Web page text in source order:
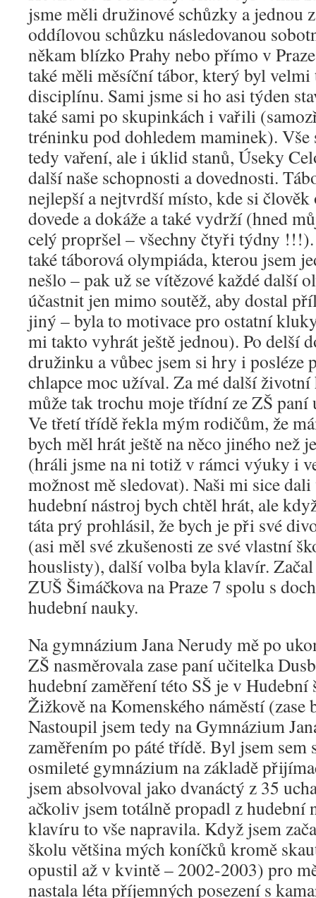
jsme měli družinové schůzky a jednou
oddílovou schůzku následovanou
někam blízko Prahy nebo přímo v
také měli měsíční tábor, který byl
disciplínu. Sami jsme si ho asi týden
také sami po skupinkách i vařili
tréninku pod dohledem maminek). Vše
tedy vaření, ale i úklid stanů, Úseky
další naše schopnosti a dovednosti.
nejlepší a nejtvrdší místo, kde si člověk
dovede a dokáže a také vydrží (hned
celý propršel – všechny čtyři týdny
také táborová olympiáda, kterou jsem
nešlo – pak už se vítězové každé další
účastnit jen mimo soutěž, aby dostal
jiný – byla to motivace pro ostatní
mi takto vyhrát ještě jednou). Po delší
družinku a vůbec jsem si hry i posléze
chlapce moc užíval. Za mé další
může tak trochu moje třídní ze ZŠ paní
Ve třetí třídě řekla mým rodičům, že
bych měl hrát ještě na něco jiného než
(hráli jsme na ni totiž v rámci výuky i
možnost mě sledovat). Naši mi sice
hudební nástroj bych chtěl hrát, ale
táta prý prohlásil, že bych je při své
(asi měl své zkušenosti ze své vlastní
houslisty), další volba byla klavír.
ZUŠ Šimáčkova na Praze 7 spolu s
hudební nauky.
Na gymnázium Jana Nerudy mě po
ZŠ nasměrovala zase paní učitelka
hudební zaměření této SŠ je v Hudební
Žižkově na Komenského náměstí
Nastoupil jsem tedy na Gymnázium
zaměřením po páté třídě. Byl jsem
osmileté gymnázium na základě
jsem absolvoval jako dvanáctý z 35
ačkoliv jsem totálně propadl z hudební
klavíru to vše napravila. Když jsem
školu většina mých koníčků kromě
opustil až v kvintě – 2002-2003) pro
nastala léta příjemných posezení s